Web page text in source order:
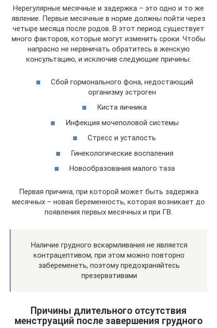
Нерегулярные месячные и задержка – это одно и то же
явление. Первые месячные в норме должны пойти через
четыре месяца после родов. В этот период существует
много факторов, которые могут изменить сроки. Чтобы
напрасно не нервничать обратитесь в женскую
консультацию, и исключив следующие причины:
Сбой гормонального фона, недостающий
организму эстроген
Киста яичника
Инфекция мочеполовой системы
Стресс и усталость
Гинекологические воспаления
Новообразования малого таза
Первая причина, при которой может быть задержка
месячных – новая беременность, которая возникает до
появления первых месячных и при ГВ.
Наличие грудного вскармливания не является
контрацептивом, при этом можно повторно
забеременеть, поэтому предохраняйтесь
презервативами
Причины длительного отсутствия
менструаций после завершения грудного